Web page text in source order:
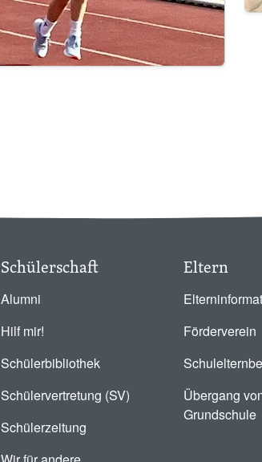
Schülerschaft
Alumni
Hilf mir!
Schülerbibliothek
Schülervertretung (SV)
Schülerzeitung
Eltern
Förderverein
Übergang
Grundschule